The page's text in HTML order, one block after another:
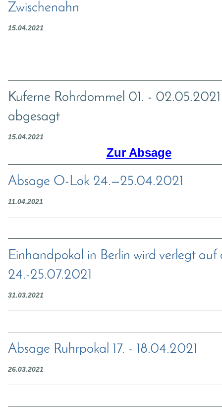
Zwischenahn
15.04.2021
Kuferne Rohrdommel 01. - 02.05.2021
abgesagt
15.04.2021
Zur Absage
Absage O-Lok 24.—25.04.2021
11.04.2021
Einhandpokal in Berlin wird verlegt auf
24.-25.07.2021
31.03.2021
Absage Ruhrpokal 17. - 18.04.2021
26.03.2021